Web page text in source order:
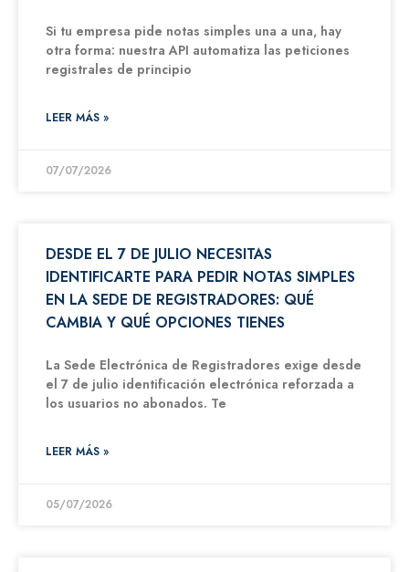
Si tu empresa pide notas simples una a una, hay
otra forma: nuestra API automatiza las peticiones
registrales de principio
LEER MÁS »
07/07/2026
DESDE EL 7 DE JULIO NECESITAS
IDENTIFICARTE PARA PEDIR NOTAS SIMPLES
EN LA SEDE DE REGISTRADORES: QUÉ
CAMBIA Y QUÉ OPCIONES TIENES
La Sede Electrónica de Registradores exige desde
el 7 de julio identificación electrónica reforzada a
los usuarios no abonados. Te
LEER MÁS »
05/07/2026